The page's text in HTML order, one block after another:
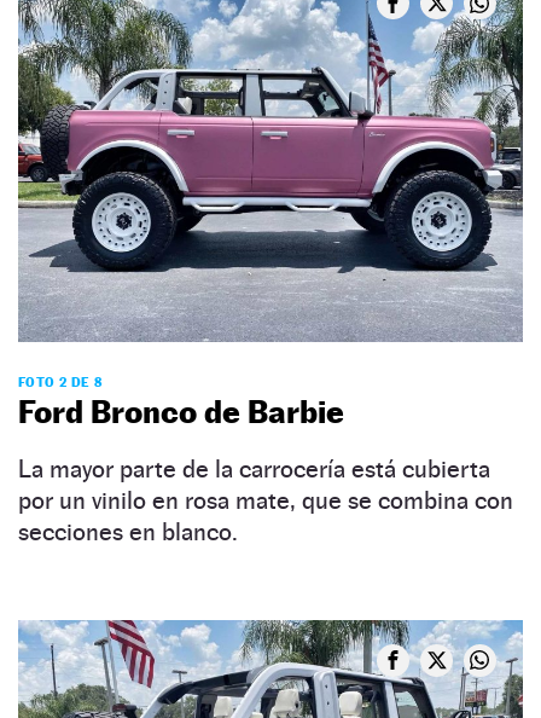
FOTO 2 DE 8
Ford Bronco de Barbie
La mayor parte de la carrocería está cubierta
por un vinilo en rosa mate, que se combina con
secciones en blanco.